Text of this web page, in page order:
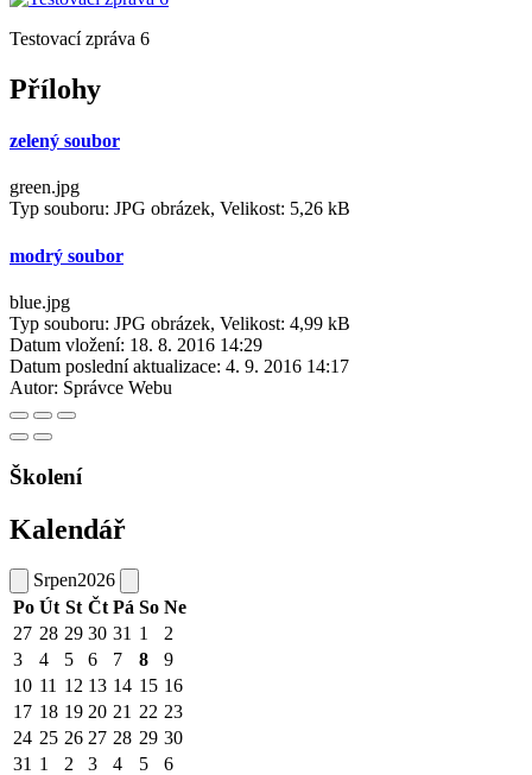
Testovací zpráva 6
Přílohy
zelený soubor
green.jpg
Typ souboru: JPG obrázek, Velikost: 5,26 kB
modrý soubor
blue.jpg
Typ souboru: JPG obrázek, Velikost: 4,99 kB
Datum vložení: 18. 8. 2016 14:29
Datum poslední aktualizace: 4. 9. 2016 14:17
Autor: Správce Webu
Školení
Kalendář
Srpen2026
Po Út St Čt Pá So Ne
27 28 29 30 31 1
2
3
4 5 6 7 8
9
10 11 12 13 14 15 16
17 18 19 20 21 22 23
24 25 26 27 28 29 30
31 1 2 3 4 5 6